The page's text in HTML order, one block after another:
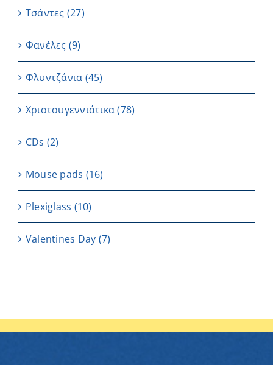
Τσάντες (27)
Φανέλες (9)
Φλυντζάνια (45)
Χριστουγεννιάτικα(78)
CDs (2)
Μouse pads (16)
Plexiglass (10)
Valentines Day (7)